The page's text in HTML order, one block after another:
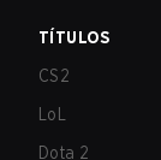
TÍTULOS
CS2
LoL
Dota 2